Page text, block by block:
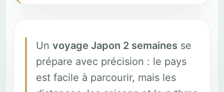
Un voyage Japon 2 semaines se
prépare avec précision : le pays
est facile à parcourir, mais les